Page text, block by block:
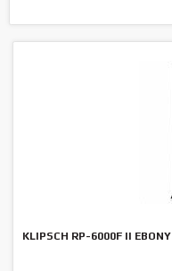
KLIPSCH RP-6000F II EBONY